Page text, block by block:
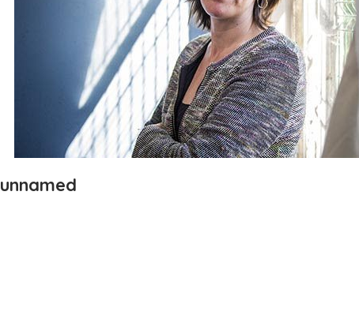
unnamed